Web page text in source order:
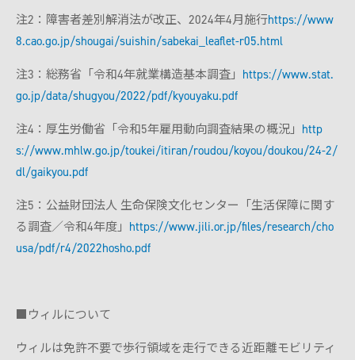
注2：障害者差別解消法が改正、2024年4月施行https://www
8.cao.go.jp/shougai/suishin/sabekai_leaflet-r05.html
注3：総務省「令和4年就業構造基本調査」 https://www.stat.
go.jp/data/shugyou/2022/pdf/kyouyaku.pdf
注4：厚生労働省「令和5年雇用動向調査結果の概況」 http
s://www.mhlw.go.jp/toukei/itiran/roudou/koyou/doukou/24-2/
dl/gaikyou.pdf
注5：公益財団法人 生命保険文化センター「生活保障に関す
る調査／令和4年度」 https://www.jili.or.jp/files/research/cho
usa/pdf/r4/2022hosho.pdf
■ウィルについて
ウィルは免許不要で歩行領域を走行できる近距離モビリティ